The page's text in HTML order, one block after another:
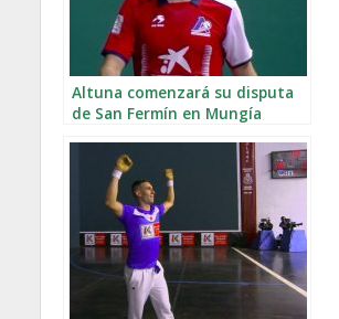
Altuna comenzará su disputa
de San Fermín en Mungía